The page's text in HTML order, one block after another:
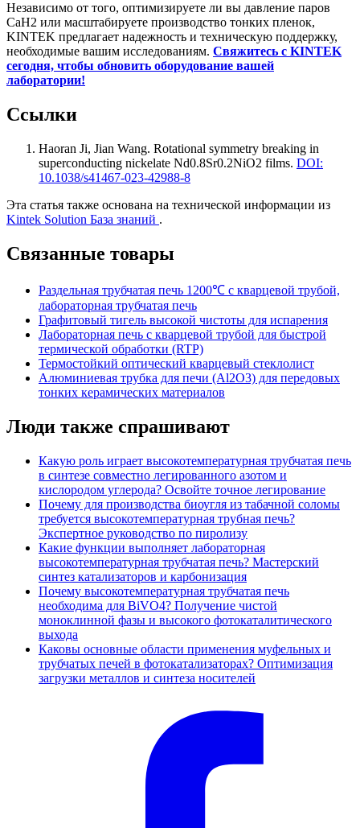
Независимо от того, оптимизируете ли вы давление паров
CaH2 или масштабируете производство тонких пленок,
KINTEK предлагает надежность и техническую поддержку,
необходимые вашим исследованиям. Свяжитесь с KINTEK
сегодня, чтобы обновить оборудование вашей
лаборатории!
Ссылки
Haoran Ji, Jian Wang. Rotational symmetry breaking in
superconducting nickelate Nd0.8Sr0.2NiO2 films. DOI:
10.1038/s41467-023-42988-8
Эта статья также основана на технической информации из
Kintek Solution База знаний .
Связанные товары
Раздельная трубчатая печь 1200℃ с кварцевой трубой,
лабораторная трубчатая печь
Графитовый тигель высокой чистоты для испарения
Лабораторная печь с кварцевой трубой для быстрой
термической обработки (RTP)
Термостойкий оптический кварцевый стеклолист
Алюминиевая трубка для печи (Al2O3) для передовых
тонких керамических материалов
Люди также спрашивают
Какую роль играет высокотемпературная трубчатая печь
в синтезе совместно легированного азотом и
кислородом углерода? Освойте точное легирование
Почему для производства биоугля из табачной соломы
требуется высокотемпературная трубная печь?
Экспертное руководство по пиролизу
Какие функции выполняет лабораторная
высокотемпературная трубчатая печь? Мастерский
синтез катализаторов и карбонизация
Почему высокотемпературная трубчатая печь
необходима для BiVO4? Получение чистой
моноклинной фазы и высокого фотокаталитического
выхода
Каковы основные области применения муфельных и
трубчатых печей в фотокатализаторах? Оптимизация
загрузки металлов и синтеза носителей